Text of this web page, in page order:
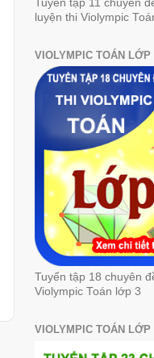
Tuyển tập 11 chuyên
luyện thi Violympic
VIOLYMPIC TOÁN LỚP
Tuyển tập 18 chuyên
Violympic Toán lớp 3
VIOLYMPIC TOÁN LỚP